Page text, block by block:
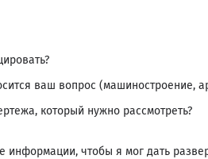
ваш вопрос (машиностроение,
который нужно рассмотреть?
информации, чтобы я мог дать